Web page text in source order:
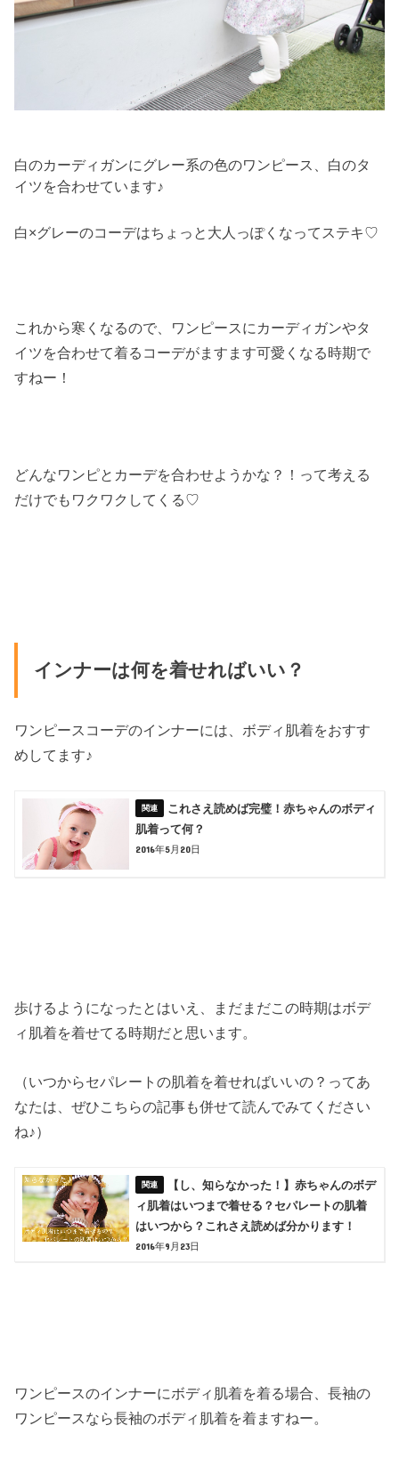
白のカーディガンにグレー系の色のワンピース、白のタ
イツを合わせています♪
白×グレーのコーデはちょっと大人っぽくなってステキ♡
これから寒くなるので、ワンピースにカーディガンやタ
イツを合わせて着るコーデがますます可愛くなる時期で
すねー！
どんなワンピとカーデを合わせようかな？！って考える
だけでもワクワクしてくる♡
インナーは何を着せればいい？
ワンピースコーデのインナーには、ボディ肌着をおすす
めしてます♪
これさえ読めば完璧！赤ちゃんのボディ
肌着って何？
2016年5月20日
歩けるようになったとはいえ、まだまだこの時期はボデ
ィ肌着を着せてる時期だと思います。
（いつからセパレートの肌着を着せればいいの？ってあ
なたは、ぜひこちらの記事も併せて読んでみてください
ね♪）
【し、知らなかった！】赤ちゃんのボデ
ィ肌着はいつまで着せる？セパレートの肌着
はいつから？これさえ読めば分かります！
2016年9月23日
ワンピースのインナーにボディ肌着を着る場合、長袖の
ワンピースなら長袖のボディ肌着を着ますねー。